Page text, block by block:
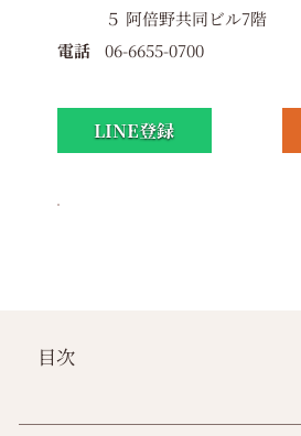
５ 阿倍野共同ビル7階
電話
06-6655-0700
LINE登録
目次